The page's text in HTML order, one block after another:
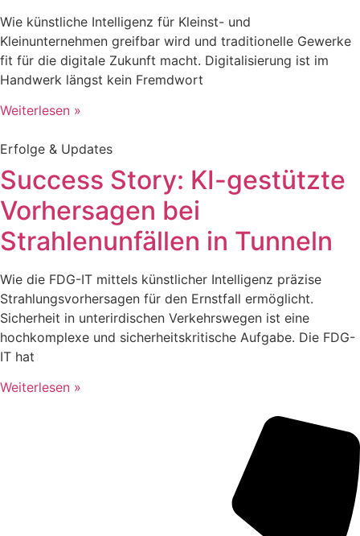
Wie künstliche Intelligenz für Kleinst- und
Kleinunternehmen greifbar wird und traditionelle Gewerke
fit für die digitale Zukunft macht. Digitalisierung ist im
Handwerk längst kein Fremdwort
Weiterlesen »
Erfolge & Updates
Success Story: KI-gestützte
Vorhersagen bei
Strahlenunfällen in Tunneln
Wie die FDG-IT mittels künstlicher Intelligenz präzise
Strahlungsvorhersagen für den Ernstfall ermöglicht.
Sicherheit in unterirdischen Verkehrswegen ist eine
hochkomplexe und sicherheitskritische Aufgabe. Die FDG-
IT hat
Weiterlesen »